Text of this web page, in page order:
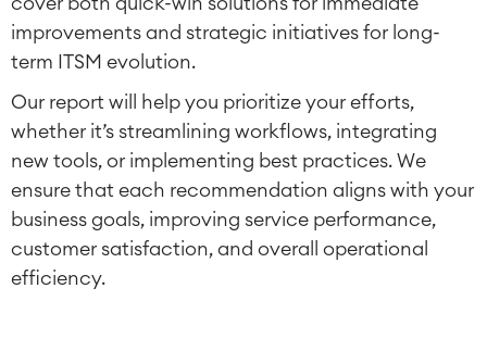
improvements and strategic initiatives for long-
term ITSM evolution.
Our report will help you prioritize your efforts,
whether it’s streamlining workflows, integrating
new tools, or implementing best practices. We
ensure that each recommendation aligns with your
business goals, improving service performance,
customer satisfaction, and overall operational
efficiency.